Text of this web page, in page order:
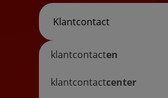
Zoeken
klantcontacten
klantcontactcenter